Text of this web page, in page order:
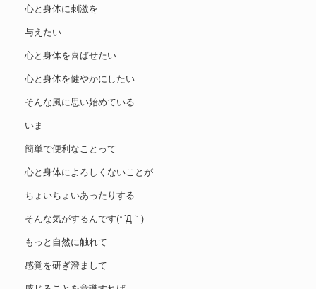
心と身体に刺激を
与えたい
心と身体を喜ばせたい
心と身体を健やかにしたい
そんな風に思い始めている
いま
簡単で便利なことって
心と身体によろしくないことが
ちょいちょいあったりする
そんな気がするんです(*´Д｀)
もっと自然に触れて
感覚を研ぎ澄まして